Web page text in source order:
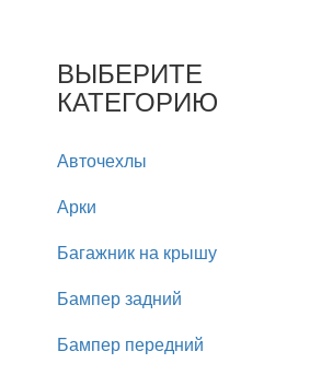
ВЫБЕРИТЕ
КАТЕГОРИЮ
Авточехлы
Арки
Багажник на крышу
Бампер задний
Бампер передний